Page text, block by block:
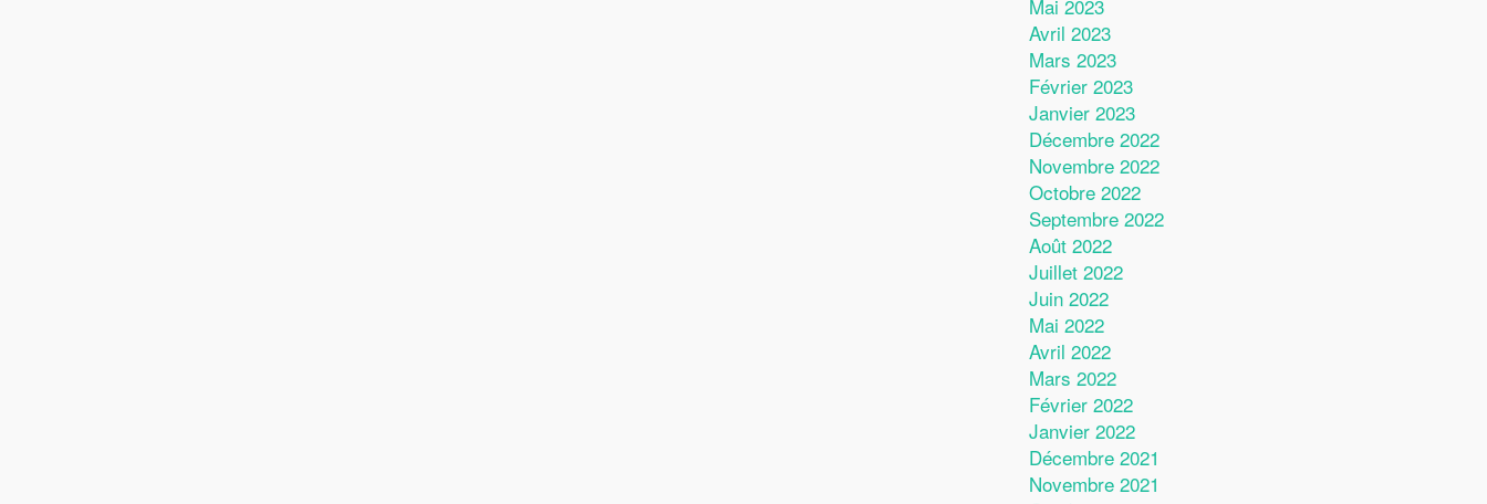
Mai 2023
Avril 2023
Mars 2023
Février 2023
Janvier 2023
Décembre 2022
Novembre 2022
Octobre 2022
Septembre 2022
Août 2022
Juillet 2022
Juin 2022
Mai 2022
Avril 2022
Mars 2022
Février 2022
Janvier 2022
Décembre 2021
Novembre 2021